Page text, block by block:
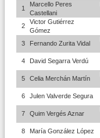
1
Marcello Peres
Castellani
2
Victor Gutiérrez
Gómez
3 Fernando Zurita Vidal
4 David Segarra Verdú
5 Celia Merchán Martín
6 Julen Valverde Segura
7 Quim Vergés Aznar
8 María González López